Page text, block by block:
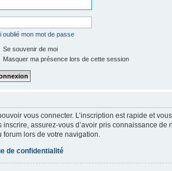
oublié mon mot de passe
Se souvenir de moi
Masquer ma présence lors de cette session
vous connecter. L’inscription est rapide et
inscrire, assurez-vous d’avoir pris connaissance
forum lors de votre navigation.
de confidentialité